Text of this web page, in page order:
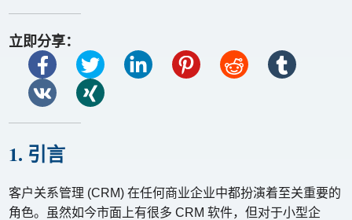
立即分享：
1. 引言
客户关系管理 (CRM) 在任何商业企业中都扮演着至关重要的
角色。虽然如今市面上有很多 CRM 软件，但对于小型企